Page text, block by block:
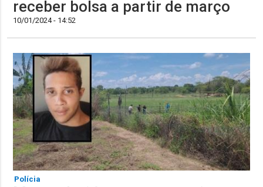
receber bolsa a partir de março
10/01/2024 - 14:52
Polícia